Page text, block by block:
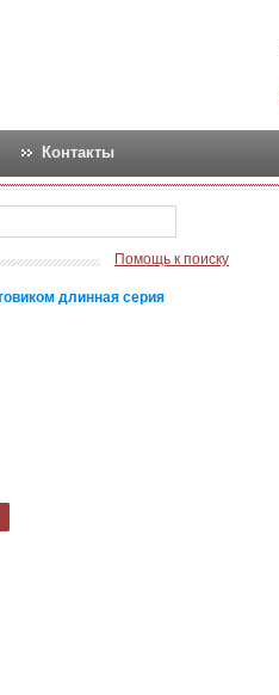
Контакты
Помощь к поиску
длинная серия